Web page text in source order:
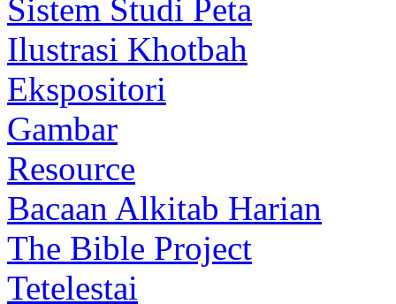
Sistem Studi Peta
Ilustrasi Khotbah
Ekspositori
Gambar
Resource
Bacaan Alkitab Harian
The Bible Project
Tetelestai